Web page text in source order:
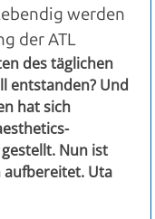
werden
der ATL
des täglichen
entstanden? Und
hat sich
Nun ist
aufbereitet. Uta